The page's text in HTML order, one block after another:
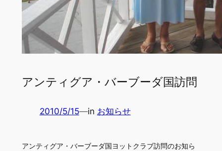
アンティグア・バーブーダ国訪問
2010/5/15—in お知らせ
アンティグア・バーブーダ国ヨットクラブ訪問のお知ら